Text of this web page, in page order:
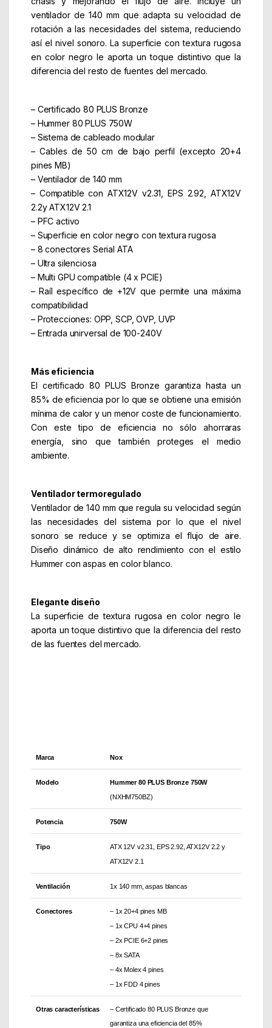
ventilador de 140 mm que adapta su velocidad de
rotación a las necesidades del sistema, reduciendo
así el nivel sonoro. La superficie con textura rugosa
en color negro le aporta un toque distintivo que la
diferencia del resto de fuentes del mercado.
– Certificado 80 PLUS Bronze
– Hummer 80 PLUS 750W
– Sistema de cableado modular
– Cables de 50 cm de bajo perfil (excepto 20+4
pines MB)
– Ventilador de 140 mm
– Compatible con ATX12V v2.31, EPS 2.92, ATX12V
2.2y ATX12V 2.1
– PFC activo
– Superficie en color negro con textura rugosa
– 8 conectores Serial ATA
– Ultra silenciosa
– Multi GPU compatible (4 x PCIE)
– Raíl específico de +12V que permite una máxima
compatibilidad
– Protecciones: OPP, SCP, OVP, UVP
– Entrada unirversal de 100-240V
Más eficiencia
El certificado 80 PLUS Bronze garantiza hasta un
85% de eficiencia por lo que se obtiene una emisión
mínima de calor y un menor coste de funcionamiento.
Con este tipo de eficiencia no sólo ahorraras
energía, sino que también proteges el medio
ambiente.
Ventilador termoregulado
Ventilador de 140 mm que regula su velocidad según
las necesidades del sistema por lo que el nivel
sonoro se reduce y se optimiza el flujo de aire.
Diseño dinámico de alto rendimiento con el estilo
Hummer con aspas en color blanco.
Elegante diseño
La superficie de textura rugosa en color negro le
aporta un toque distintivo que la diferencia del resto
de las fuentes del mercado.
Marca Nox
Modelo
Hummer 80 PLUS Bronze 750W
(NXHM750BZ)
Potencia 750W
Tipo ATX 12V v2.31, EPS 2.92, ATX12V 2.2 y
ATX12V 2.1
Ventilación 1x 140 mm, aspas blancas
Conectores
– 1x 20+4 pines MB
– 1x CPU 4+4 pines
– 2x PCIE 6+2 pines
– 8x SATA
– 4x Molex 4 pines
– 1x FDD 4 pines
Otras características
– Certificado 80 PLUS Bronze que
garantiza una eficiencia del 85%